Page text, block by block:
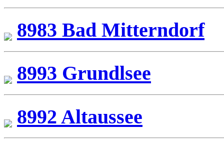
8983 Bad Mitterndorf
8993 Grundlsee
8992 Altaussee